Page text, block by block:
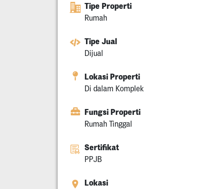
Tipe Properti
Rumah
Tipe Jual
Dijual
Lokasi Properti
Di dalam Komplek
Fungsi Properti
Rumah Tinggal
Sertifikat
PPJB
Lokasi